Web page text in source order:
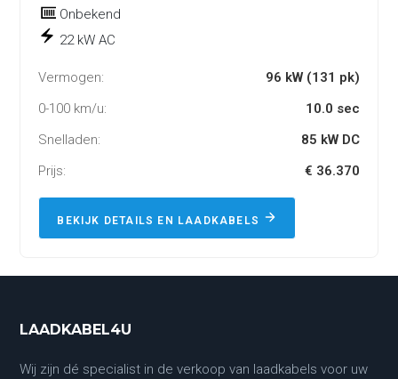
Onbekend
22 kW AC
Vermogen:
96 kW (131 pk)
0-100 km/u:
10.0 sec
Snelladen:
85 kW DC
Prijs:
€ 36.370
BEKIJK DETAILS EN LAADKABELS
LAADKABEL4U
Wij zijn dé specialist in de verkoop van laadkabels voor uw